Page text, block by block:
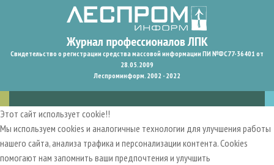
Свидетельство о регистрации средства массовой информации ПИ №ФС77-36401 от
28.05.2009
Леспроминформ. 2002 - 2022
Этот сайт использует cookie!!
Мы используем cookies и аналогичные технологии для улучшения работы
нашего сайта, анализа трафика и персонализации контента. Cookies
помогают нам запомнить ваши предпочтения и улучшить